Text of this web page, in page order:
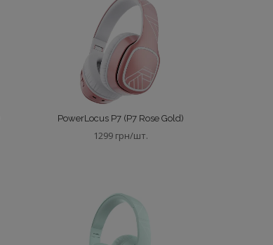
PowerLocus P7 (P7 Rose Gold)
1299 грн/шт.